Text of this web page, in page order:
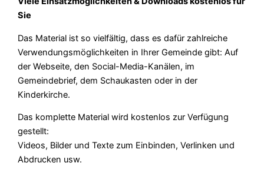
Sie
Das Material ist so vielfältig, dass es dafür zahlreiche
Verwendungsmöglichkeiten in Ihrer Gemeinde gibt: Auf
der Webseite, den Social-Media-Kanälen, im
Gemeindebrief, dem Schaukasten oder in der
Kinderkirche.
Das komplette Material wird kostenlos zur Verfügung
gestellt:
Videos, Bilder und Texte zum Einbinden, Verlinken und
Abdrucken usw.